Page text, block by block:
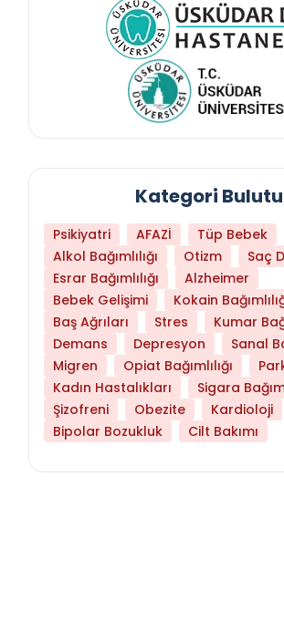
Kategori Bulutu
Psikiyatri AFAZİ
Tüp Bebek
Alkol Bağımlılığı
Otizm
Saç
Esrar Bağımlılığı
Alzheimer
Bebek Gelişimi
Kokain
Baş Ağrıları
Stres
Kumar
Demans
Depresyon
Sanal
Migren
Opiat Bağımlılığı
Kadın Hastalıkları
Sigara
Şizofreni
Obezite
Kardioloji
Bipolar Bozukluk
Cilt Bakımı